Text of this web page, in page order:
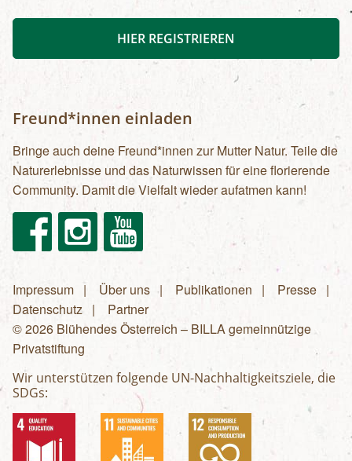
HIER REGISTRIEREN
Freund*innen einladen
Bringe auch deine Freund*innen zur Mutter Natur. Teile die
Naturerlebnisse und das Naturwissen für eine florierende
Community. Damit die Vielfalt wieder aufatmen kann!
FacebookInstagram Youtube
Fußzeilenmenü
Impressum Über uns Publikationen
Presse
Datenschutz
Partner
© 2026 Blühendes Österreich – BILLA gemeinnützige
Privatstiftung
Wir unterstützen folgende UN-Nachhaltigkeitsziele, die
SDGs: